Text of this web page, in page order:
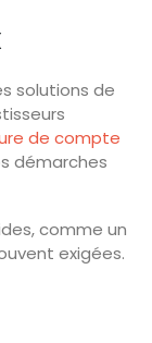
solutions de
de compte
démarches
comme un
exigées.